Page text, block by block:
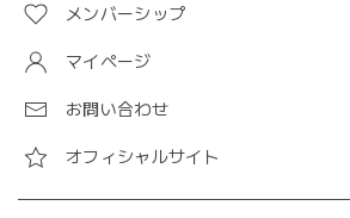
メンバーシップ
マイページ
お問い合わせ
オフィシャルサイト